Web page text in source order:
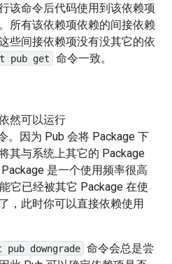
该命令后代码使用到该依赖项
所有该依赖项依赖的间接依赖
些间接依赖项没有没其它的依
pub get 命令一致。
然可以运行
。因为 Pub 会将 Package 下
其与系统上其它的 Package
是一个使用频率很高
它已经被其它 Package 在使
，此时你可以直接依赖使用
pub downgrade 命令会总是尝